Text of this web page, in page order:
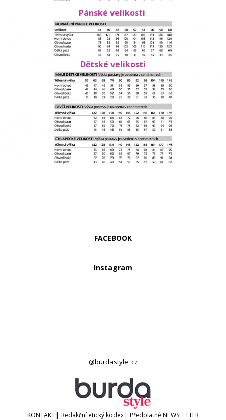
Pánské velikosti
Dětské velikosti
FACEBOOK
Instagram
@burdastyle_cz
KONTAKT| Redakční etický kodex| Předplatné NEWSLETTER